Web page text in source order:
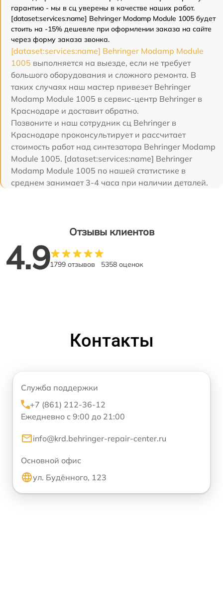
гарантию - мы в сц уверены в качестве наших работ.
[dataset:services:name] Behringer Modamp Module 1005 будет
стоить на -15% дешевле при оформлении заказа на сайте
через форму заказа звонка.
[dataset:services:name] Behringer Modamp Module
1005 выполняется на выезде, если не требует
большого оборудования и сложного ремонта. В
таких случаях наш мастер привезет Behringer
Modamp Module 1005 в сервис-центр Behringer в
Краснодаре и доставит обратно.
Позвоните и наш сотрудник сц Behringer в
Краснодаре проконсультирует и рассчитает
стоимость работ над синтезатора Behringer Modamp
Module 1005. [dataset:services:name] Behringer
Modamp Module 1005 по нашей статистике в
среднем занимает 3-4 часа при наличии деталей.
Отзывы клиентов
4.91799 отзывов 5358 оценок
Контакты
Служба поддержки
+7 (861) 212-36-12
Ежедневно с 9:00 до 21:00
info@krd.behringer-repair-center.ru
Основной офис
ул. Будённого, 123